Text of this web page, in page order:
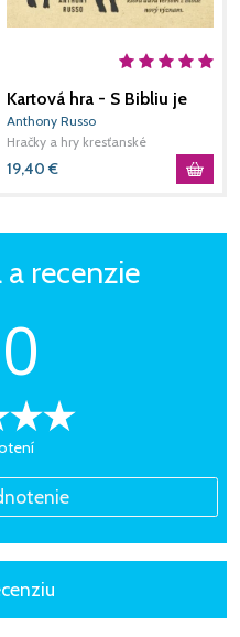
Kartová hra - S Bibliu je
zábava
Anthony Russo
Hračky a hry kresťanské
19,40 €
recenzie